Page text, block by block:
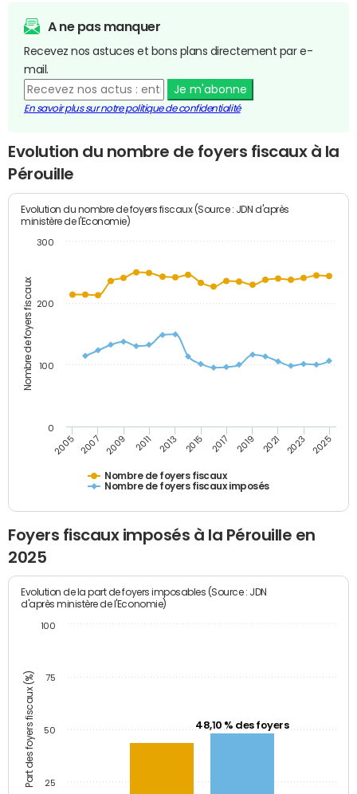
A ne pas manquer
Recevez nos astuces et bons plans directement par e-
mail.
Je m'abonne
En savoir plus sur notre politique de confidentialité
Evolution du nombre de foyers fiscaux à la
Pérouille
Nombre de foyers fiscaux
Evolution du nombre de foyers fiscaux (Source : JDN d'après
ministère de l'Economie)
Nombre de foyers fiscaux
Nombre de foyers fiscaux imposés
2005 2007 2009 2011 2013 2015 2017 2019 2021 2023 2025
0
100
200
300
Foyers fiscaux imposés à la Pérouille en
2025
Part des foyers fiscaux (%)
Evolution de la part de foyers imposables (Source : JDN
d'après ministère de l'Economie)
48,10 % des foyers
25
50
75
100